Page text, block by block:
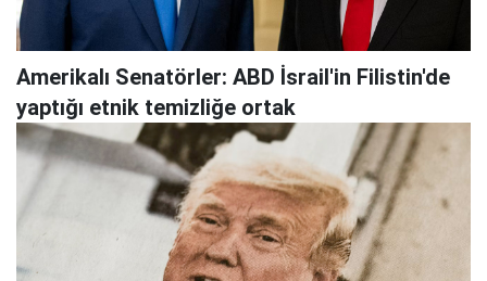
Amerikalı Senatörler: ABD İsrail'in Filistin'de
yaptığı etnik temizliğe ortak